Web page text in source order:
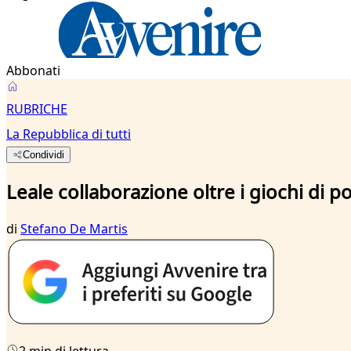
Abbonati
RUBRICHE
La Repubblica di tutti
Condividi
Leale collaborazione oltre i giochi di
di Stefano De Martis